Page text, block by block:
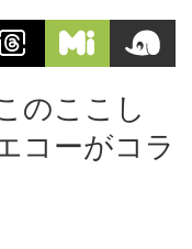
のここし
コーがコラ